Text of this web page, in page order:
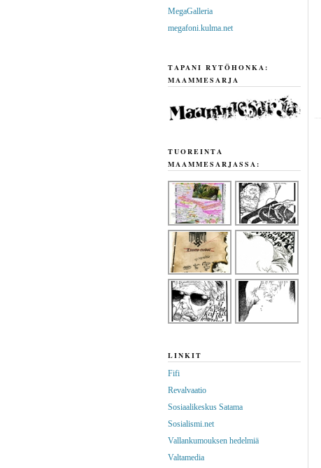
MegaGalleria
megafoni.kulma.net
TAPANI RYTÖHONKA:
MAAMMESARJA
TUOREINTA
MAAMMESARJASSA:
LINKIT
Fifi
Revalvaatio
Sosiaalikeskus Satama
Sosialismi.net
Vallankumouksen hedelmiä
Valtamedia